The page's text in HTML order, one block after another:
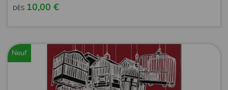
DÈS 10,00 €
Neuf